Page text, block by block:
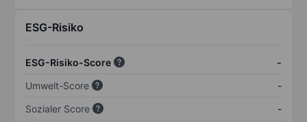
ESG-Risiko
ESG-Risiko-Score
-
Umwelt-Score
-
Sozialer Score
-